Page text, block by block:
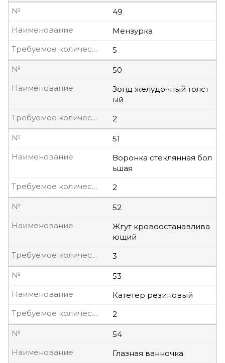
49
№
Мензурка
Наименование
5
Требуемое количество, шт
50
№
Зонд желудочный толст
ый
Наименование
2
Требуемое количество, шт
51
№
Воронка стеклянная бол
ьшая
Наименование
2
Требуемое количество, шт
52
№
Жгут кровоостанавлива
ющий
Наименование
3
Требуемое количество, шт
53
№
Катетер резиновый
Наименование
2
Требуемое количество, шт
54
№
Глазная ванночка
Наименование